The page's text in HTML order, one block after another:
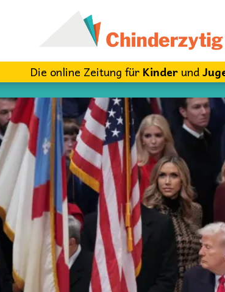
Die online Zeitung für Kinderund